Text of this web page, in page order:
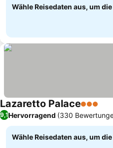
Wähle Reisedaten aus, um
Lazaretto Palace3 Sterne
9,1Hervorragend (330
Wähle Reisedaten aus, um